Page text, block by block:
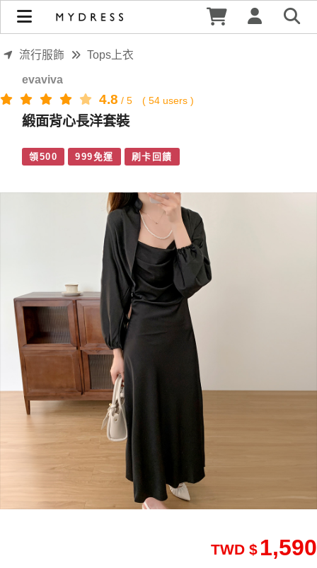
緞面背心長洋套裝 | MYDRESS 時裳韓風
流行服飾 Tops上衣
evaviva
4.8 / 5 ( 54 users )
緞面背心長洋套裝
領500 999免運 刷卡回饋
1,590
TWD $